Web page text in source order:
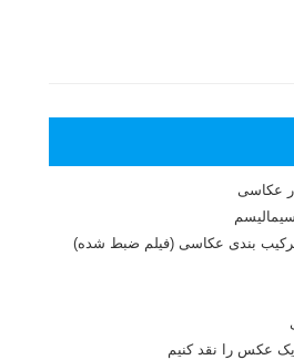
عکاسی
ترکیب بندی عکاسی (فیلم ضبط شده)
عکس را نقد کنیم